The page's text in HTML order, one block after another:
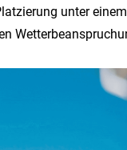
unter